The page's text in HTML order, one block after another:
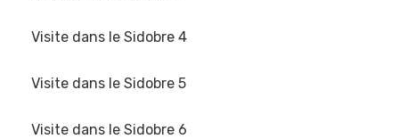
Visite dans le Sidobre 4
Visite dans le Sidobre 5
Visite dans le Sidobre 6